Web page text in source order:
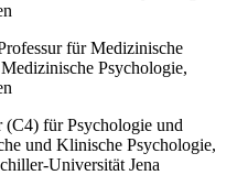
für Medizinische
Psychologie,
(C4) für Psychologie und
und Klinische Psychologie,
Universität Jena